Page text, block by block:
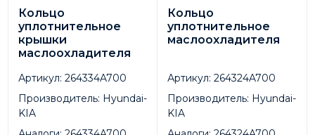
Кольцо
уплотнительное
крышки
маслоохладителя
Артикул: 264334A700
Производитель: Hyundai-
KIA
Кольцо
уплотнительное
маслоохладителя
Артикул: 264324A700
Производитель: Hyundai-
KIA